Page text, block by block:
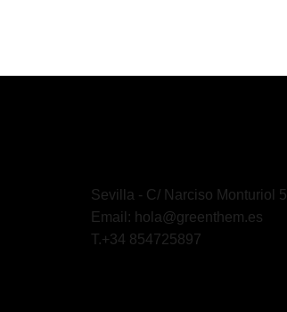
Sevilla - C/ Narciso Monturiol 5
Email: hola@greenthem.es
T.+34 854725897